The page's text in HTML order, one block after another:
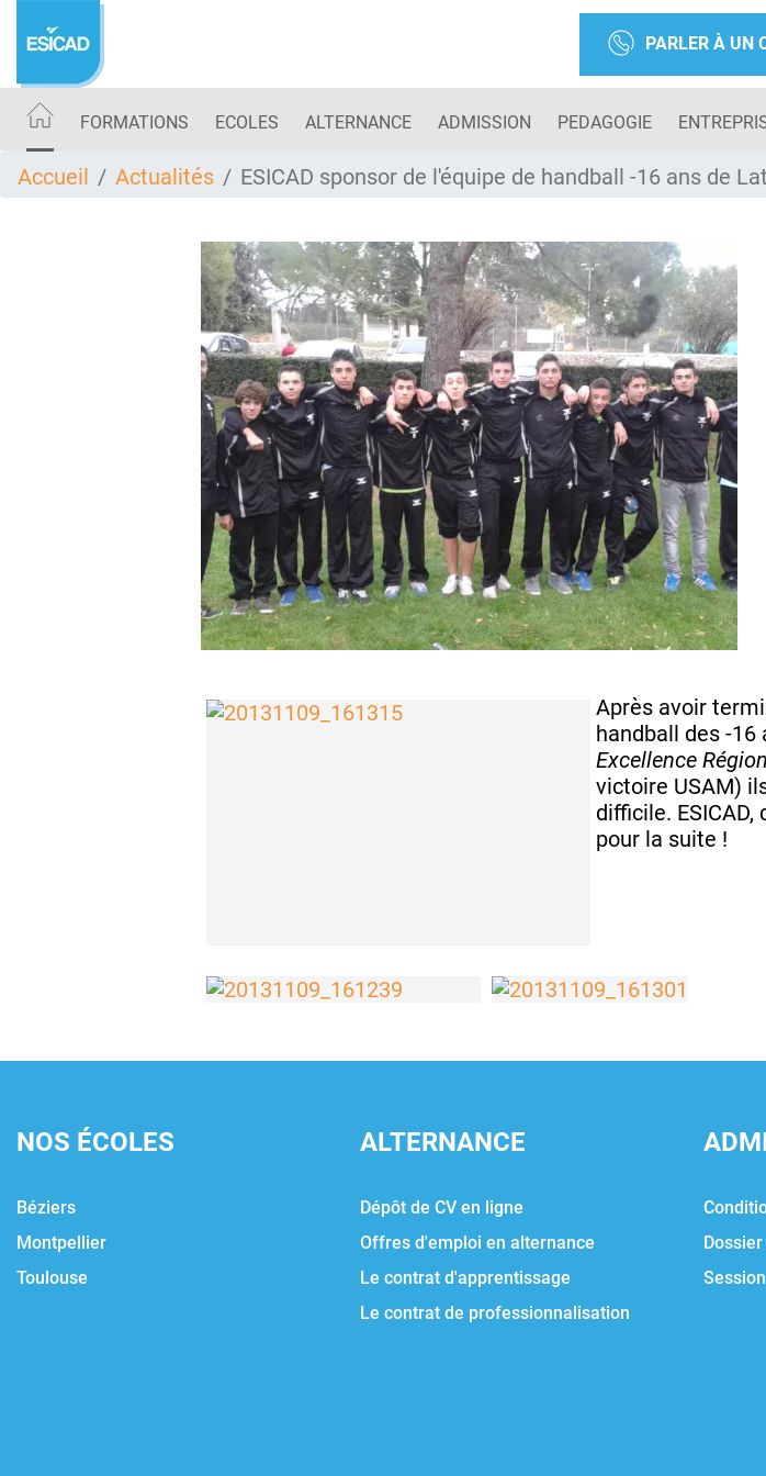
contenu
PARLER À UN
FORMATIONS ECOLES ALTERNANCE ADMISSION PEDAGOGIE
Accueil Actualités ESICAD sponsor de l'équipe de handball -16 ans de
Après avoir
handball des -
Excellence
victoire USAM)
difficile.
pour la suite !
NOS ÉCOLES
Béziers
Montpellier
Toulouse
ALTERNANCE
Dépôt de CV en ligne
Offres d'emploi en alternance
Le contrat d'apprentissage
Le contrat de professionnalisation